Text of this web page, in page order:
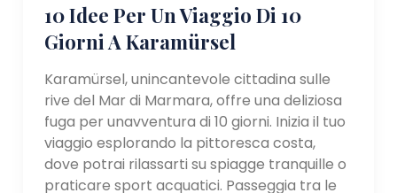
10 Idee Per Un Viaggio Di 10
Giorni A Karamürsel
Karamürsel, unincantevole cittadina sulle
rive del Mar di Marmara, offre una deliziosa
fuga per unavventura di 10 giorni. Inizia il tuo
viaggio esplorando la pittoresca costa,
dove potrai rilassarti su spiagge tranquille o
praticare sport acquatici. Passeggia tra le